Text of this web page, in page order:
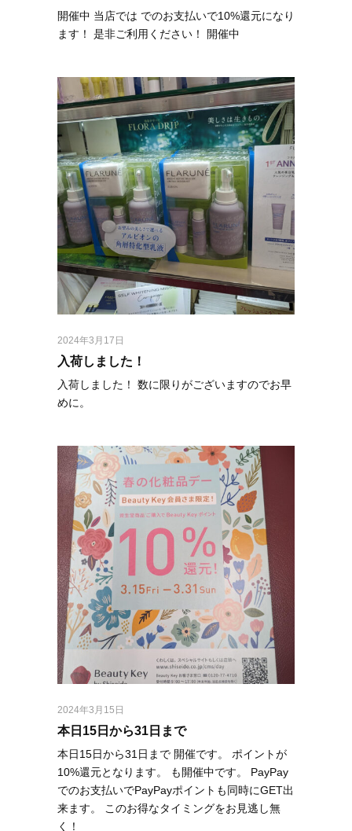
開催中 当店では でのお支払いで10%還元になり
ます！ 是非ご利用ください！ 開催中
2024年3月17日
入荷しました！⁡
入荷しました！⁡ ⁡数に限りがございますのでお早
めに。⁡ ⁡
2024年3月15日
本日15日から31日まで
本日15日から31日まで 開催です。 ポイントが
10%還元となります。 も開催中です。 PayPay
でのお支払いでPayPayポイントも同時にGET出
来ます。 このお得なタイミングをお見逃し無
く！